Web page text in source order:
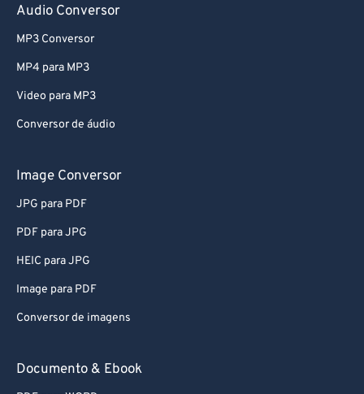
Audio Conversor
MP3 Conversor
MP4 para MP3
Video para MP3
Conversor de áudio
Image Conversor
JPG para PDF
PDF para JPG
HEIC para JPG
Image para PDF
Conversor de imagens
Documento & Ebook